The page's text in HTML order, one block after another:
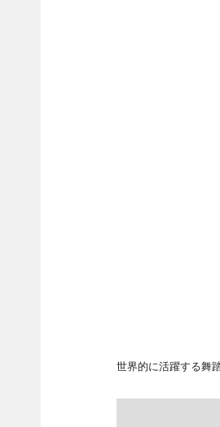
世界的に活躍する舞